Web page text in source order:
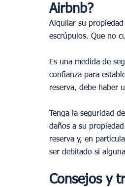
Airbnb?
Alquilar su
escrúpulos. Que no
Es una medida de
confianza para
reserva, debe haber
Tenga la seguridad
daños a su
reserva y, en
ser debitado si
Consejos y